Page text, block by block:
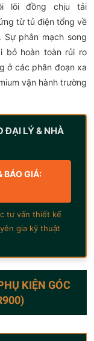
lõi đồng chịu tải
từ tủ điện tổng về
phân mạch song
bỏ hoàn toàn rủi ro
ở các phân đoạn xa
vận hành trường
ĐẠI LÝ & NHÀ
BÁO GIÁ:
tư vấn thiết kế
gia kỹ thuật
KIỆN GÓC